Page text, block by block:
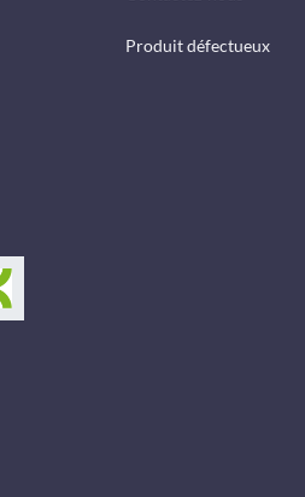
Produit défectueux